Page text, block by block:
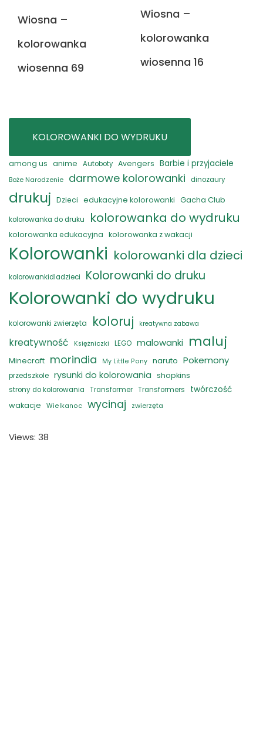
Wiosna –
kolorowanka
wiosenna 69
Wiosna –
kolorowanka
wiosenna 16
KOLOROWANKI DO WYDRUKU
among us anime Autoboty Avengers Barbie i przyjaciele
Boże Narodzenie darmowe kolorowanki dinozaury
drukuj Dzieci edukacyjne kolorowanki Gacha Club
kolorowanka do druku kolorowanka do wydruku
kolorowanka edukacyjna kolorowanka z wakacji
Kolorowanki kolorowanki dla dzieci
kolorowankidladzieci Kolorowanki do druku
Kolorowanki do wydruku
kolorowanki zwierzęta koloruj kreatywna zabawa
kreatywność Księżniczki LEGO malowanki maluj
Minecraft morindia My Little Pony naruto Pokemony
przedszkole rysunki do kolorowania shopkins
strony do kolorowania Transformer Transformers
twórczość
wakacje
Wielkanoc wycinaj zwierzęta
Views: 38